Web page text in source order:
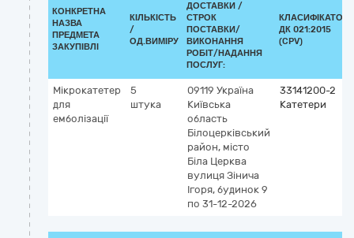
КОНКРЕТНА
НАЗВА
ПРЕДМЕТА
ЗАКУПІВЛІ
КІЛЬКІСТЬ
/
ОД.ВИМІРУ
ДОСТАВКИ /
СТРОК
ПОСТАВКИ/
ВИКОНАННЯ
РОБІТ/НАДАННЯ
ПОСЛУГ:
КЛАСИФІКАТОР
ДК 021:2015
(CPV)
Мікрокатетер
для
емболізації
5
штука
09119 Україна
Київська
область
Білоцерківський
район, місто
Біла Церква
вулиця Зінича
Ігоря, будинок 9
по 31-12-2026
33141200-2
Катетери